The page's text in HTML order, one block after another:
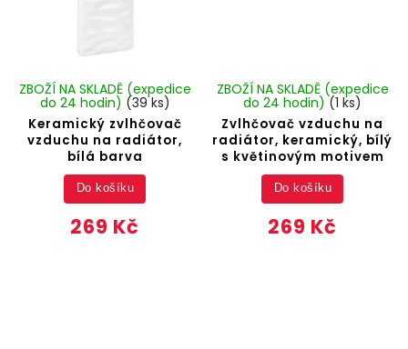
Keramický zvlhčovač
vzduchu na radiátor,
bílá barva
ZBOŽÍ NA SKLADĚ (expedice
do 24 hodin) (39 ks)
269 Kč
Do košíku
Zvlhčovač vzduchu na
radiátor, keramický, bílý
s květinovým motivem
ZBOŽÍ NA SKLADĚ (expedice
do 24 hodin)(1 ks)
269 Kč
Do košíku